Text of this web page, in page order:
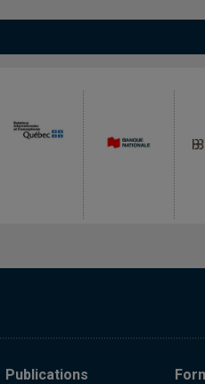
Publications